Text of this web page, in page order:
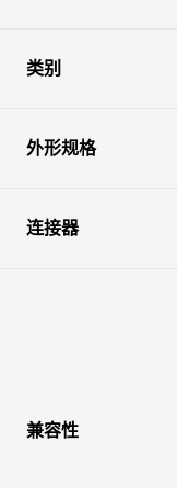
类别
外形规格
连接器
兼容性